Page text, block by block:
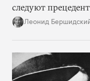
следуют
нацисты
сериям
в процессе лазейки.
Леонид